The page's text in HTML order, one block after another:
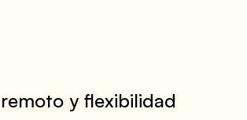
y flexibilidad